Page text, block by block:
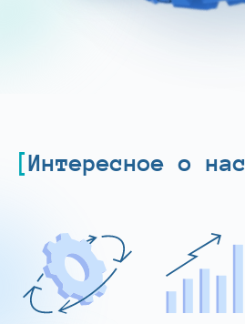
Интересное о нас